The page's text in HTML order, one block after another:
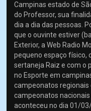
Campinas estado de
do Professor, sua
dia a dia das pessoas.
que o ouvinte estiver
Exterior, a Web Radio
pequeno espaço físico,
sertaneja Raiz e com o
no Esporte em
campeonatos regionais
campeonatos
aconteceu no dia 01/